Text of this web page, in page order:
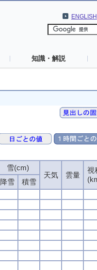
ENGLISH
知識・解説
雪(cm)
天気
雲量
視
降雪
積雪